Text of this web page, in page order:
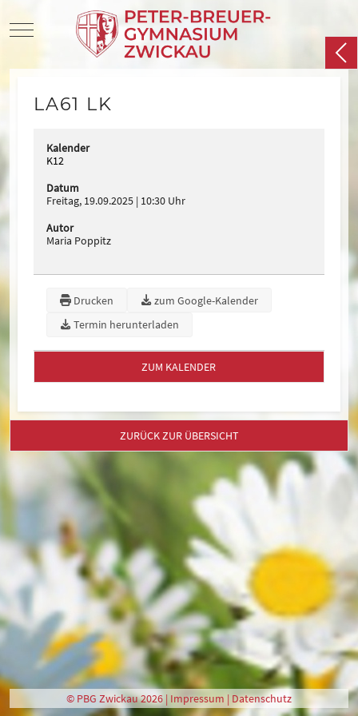
Mobile Menu Toggle
LA61 LK
Kalender
K12
Datum
Freitag, 19.09.2025 10:30 Uhr
Autor
Maria Poppitz
Drucken
zum Google-Kalender
Termin herunterladen
ZUM KALENDER
ZURÜCK ZUR ÜBERSICHT
© PBG Zwickau 2026 | Impressum | Datenschutz